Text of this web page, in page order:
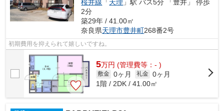
桜井線 「天理 」駅 バス5分 「豊井」 停歩
2分
築29年 / 41.00㎡
奈良県天理市豊井町268番2号
初期費用を抑えられて嬉しいですね。
5万円 (管理費等：- )
敷金 0ヶ月 礼金 0ヶ月
1階 / 2DK / 41.00㎡